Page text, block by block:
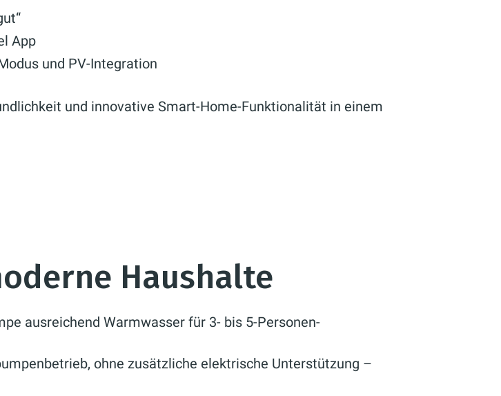
App
und PV-Integration
und innovative Smart-Home-Funktionalität in einem
Haushalte
ausreichend Warmwasser für 3- bis 5-Personen-
ohne zusätzliche elektrische Unterstützung –